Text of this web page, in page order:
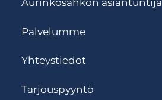
Aurinkosähkön asiantuntija
Palvelumme
Yhteystiedot
Tarjouspyyntö